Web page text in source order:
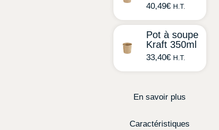
En savoir plus
Caractéristiques
40,49€ H.T.
Pot à soupe
Kraft 350ml
33,40€ H.T.